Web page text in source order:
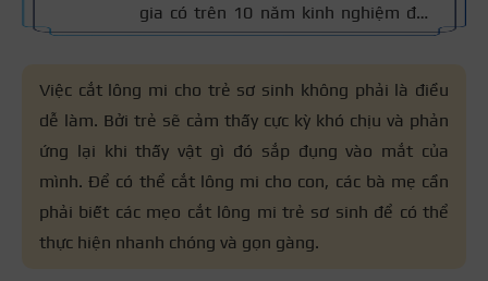
gia có trên 10 năm kinh nghiệm đào
tạo nghề và kiến thức thẩm mỹ
nối mi, trang điểm, tóc. Nội dung bài
viết được xây dựng dựa trên giáo trình
đào tạo và kinh nghiệm giảng dạy
thực tế, đồng thời được cập nhật
thường xuyên để đảm bảo tính chính
xác.
Việc cắt lông mi cho trẻ sơ sinh không phải là điều
dễ làm. Bởi trẻ sẽ cảm thấy cực kỳ khó chịu và phản
ứng lại khi thấy vật gì đó sắp đụng vào mắt của
mình. Để có thể cắt lông mi cho con, các bà mẹ cần
phải biết các mẹo cắt lông mi trẻ sơ sinh để có thể
thực hiện nhanh chóng và gọn gàng.